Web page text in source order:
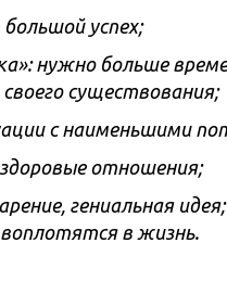
успех;
нужно больше
существования;
с наименьшими
отношения;
гениальная
в жизнь.